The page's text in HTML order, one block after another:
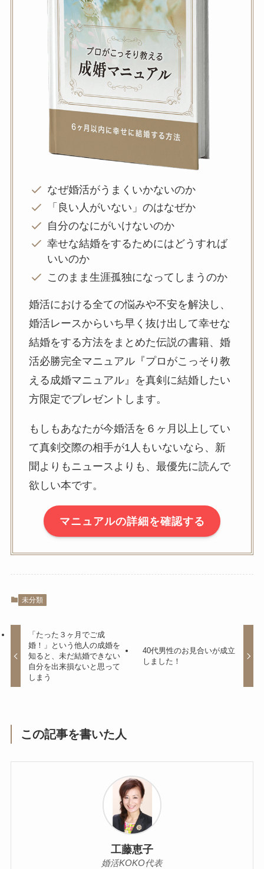
なぜ婚活がうまくいかないのか
「良い人がいない」のはなぜか
自分のなにがいけないのか
幸せな結婚をするためにはどうすれば
いいのか
このまま生涯孤独になってしまうのか
婚活における全ての悩みや不安を解決し、
婚活レースからいち早く抜け出して幸せな
結婚をする方法をまとめた伝説の書籍、婚
活必勝完全マニュアル『プロがこっそり教
える成婚マニュアル』を真剣に結婚したい
方限定でプレゼントします。
もしもあなたが今婚活を６ヶ月以上してい
て真剣交際の相手が1人もいないなら、新
聞よりもニュースよりも、最優先に読んで
欲しい本です。
マニュアルの詳細を確認する
未分類
「たった３ヶ月でご成
婚！」という他人の成婚を
知ると、未だ結婚できない
自分を出来損ないと思って
しまう
40代男性のお見合いが成立
しました！
この記事を書いた人
工藤恵子
婚活KOKO代表